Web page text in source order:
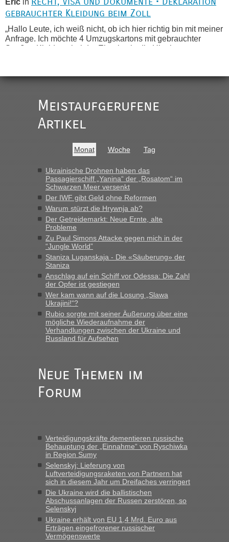
Eric in
gebrauchter Kleidung beim Zoll
„Hallo Leute, ich weiß nicht, ob ich hier richtig bin mit meiner
Anfrage. Ich möchte 4 Umzugskartons mit gebrauchter
Straßen Kleidung bei der Einreise in die Ukraine
levinBerichte und Reisetipps • Re: An welchem
geht es am schnellsten?
„Wir sind mit unserem Wohnmobil, wie geplant am Montag
15.6. in Krakovets rüber. Sehr zeitig los gegen 5 Uhr in der
8 PKW vor der Schranke....“
inBerichte und Reisetipps • Re: An welchem
Grenzübergang zwischen Polen und der Ukraine
geht es am schnellsten?
„Gestern 6 Stunden warten vor der Grenze Richtung Polen
in Krakowez mit dem Kleinbus. Abfertigung ging dann
schnell da auch Passagiere mit EU-Pass dabei waren“
Bernd D-UAinBerichte und Reisetipps • Re: An
welchem Grenzübergang zwischen Polen und
der Ukraine geht es am schnellsten?
„Bin am Montag 15.6.26 um 8 Uhr in Urgyniw ausgereist,
das erste Mal an einem Montagmorgen ca. 15 Fahrzeuge
vor mir, bin sonst der Erste oder Zweite, egal, nach ca 20
Minuten wurde dann die nächste Welle...“
Berichte und Reisetipps • Re: An welchem
„Derzeit, ist es überall sehr voll an den Grenzen Ukraine/
Polen. Zb. Krakovets 100 PKW ca. 10 h Wartezeit. Wollen
Montag rüber, versuchen es sehr früh.“
Meistaufgerufene
Artikel
Monat Woche Tag
Ukrainische Drohnen haben das
Passagierschiff „Yanina“ der „Rosatom“ im
Schwarzen Meer versenkt
Der IWF gibt Geld ohne Reformen
Warum stürzt die Hrywnja ab?
Der Getreidemarkt: Neue Ernte, alte
Probleme
Zu Paul Simons Attacke gegen mich in der
“Jungle World”
Staniza Luganskaja - Die «Säuberung» der
Staniza
Anschlag auf ein Schiff vor Odessa: Die Zahl
der Opfer ist gestiegen
Wer kam wann auf die Losung „Slawa
Ukrajini!“?
Rubio sorgte mit seiner Äußerung über eine
mögliche Wiederaufnahme der
Verhandlungen zwischen der Ukraine und
Russland für Aufsehen
Neue Themen im
Forum
Verteidigungskräfte dementieren russische
Behauptung der „Einnahme“ von Ryschiwka
in Region Sumy
Selenskyj: Lieferung von
Luftverteidigungsraketen von Partnern hat
sich in diesem Jahr um Dreifaches verringert
Die Ukraine wird die ballistischen
Abschussanlagen der Russen zerstören, so
Selenskyj
Ukraine erhält von EU 1,4 Mrd. Euro aus
Erträgen eingefrorener russischer
Vermögenswerte